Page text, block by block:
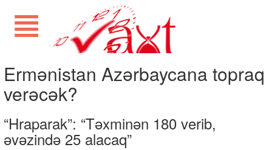
Ermənistan Azərbaycana topraq
verəcək?
“Hraparak”: “Təxminən 180 verib,
əvəzində 25 alacaq”